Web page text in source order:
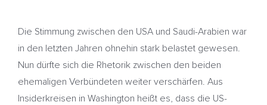
Die Stimmung zwischen den USA und Saudi-Arabien war
in den letzten Jahren ohnehin stark belastet gewesen.
Nun dürfte sich die Rhetorik zwischen den beiden
ehemaligen Verbündeten weiter verschärfen. Aus
Insiderkreisen in Washington heißt es, dass die US-